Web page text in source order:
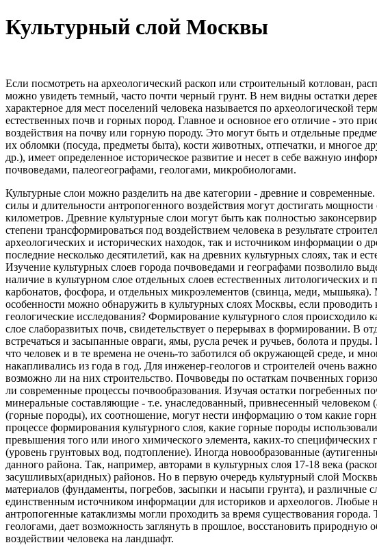
Культурный слой Москвы
Если посмотреть на археологический раскоп или строительный котлован,
можно увидеть темный, часто почти черный грунт. В нем видны остатки
характерное для мест поселений человека называется по археологической
естественных почв и горных пород. Главное и основное его отличие - это
воздействия на почву или горную породу. Это могут быть и отдельные
их обломки (посуда, предметы быта), кости животных, отпечатки, и многое
др.), имеет определенное историческое развитие и несет в себе важную
почвоведами, палеогеографами, геологами, микробиологами.
Культурные слои можно разделить на две категории - древние и
силы и длительности антропогенного воздействия могут достигать
километров. Древние культурные слои могут быть как полностью
степени трансформироваться под воздействием человека в результате
археологических и исторических находок, так и источником информации о
последние несколько десятилетий, как на древних культурных слоях, так и
Изучение культурных слоев города почвоведами и географами позволило
наличие в культурном слое отдельных слоев естественных литологических
карбонатов, фосфора, и отдельных микроэлементов (свинца, меди, мышьяка).
особенности можно обнаружить в культурных слоях Москвы, если
геологические исследования? Формирование культурного слоя
слое слаборазвитых почв, свидетельствует о перерывах в формировании. В
встречаться и засыпанные овраги, ямы, русла речек и ручьев, болота и
что человек и в те времена не очень-то заботился об окружающей среде, и
накапливались из года в год. Для инженер-геологов и строителей очень
возможно ли на них строительство. Почвоведы по остаткам почвенных
ли современные процессы почвообразования. Изучая остатки погребенных
минеральные составляющие - т.е. унаследованный, привнесенный
(горные породы), их соотношение, могут нести информацию о том какие
процессе формирования культурного слоя, какие горные породы
превышения того или иного химического элемента, каких-то
(уровень грунтовых вод, подтопление). Иногда новообразованные
данного района. Так, например, авторами в культурных слоя 17-18 века
засушливых(аридных) районов. Но в первую очередь культурный слой
материалов (фундаменты, погребов, засыпки и насыпи грунта), и различные
единственным источником информации для историков и археологов. Любые
антропогенные катаклизмы могли проходить за время существования
геологами, дает возможность заглянуть в прошлое, восстановить природную
воздействии человека на ландшафт.